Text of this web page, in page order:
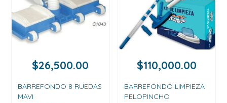
$26,500.00
BARREFONDO 8 RUEDAS
MAVI
$110,000.00
BARREFONDO LIMPIEZA
PELOPINCHO